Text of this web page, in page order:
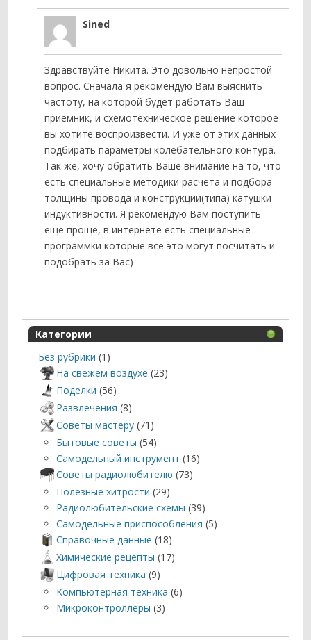
Sined
Здравствуйте Никита. Это довольно непростой
вопрос. Сначала я рекомендую Вам выяснить
частоту, на которой будет работать Ваш
приёмник, и схемотехническое решение которое
вы хотите воспроизвести. И уже от этих данных
подбирать параметры колебательного контура.
Так же, хочу обратить Ваше внимание на то, что
есть специальные методики расчёта и подбора
толщины провода и конструкции(типа) катушки
индуктивности. Я рекомендую Вам поступить
ещё проще, в интернете есть специальные
программки которые всё это могут посчитать и
подобрать за Вас)
Категории
Без рубрики (1)
На свежем воздухе (23)
Поделки (56)
Развлечения (8)
Советы мастеру (71)
Бытовые советы (54)
Самодельный инструмент (16)
Советы радиолюбителю (73)
Полезные хитрости (29)
Радиолюбительские схемы (39)
Самодельные приспособления (5)
Справочные данные (18)
Химические рецепты (17)
Цифровая техника (9)
Компьютерная техника (6)
Микроконтроллеры (3)